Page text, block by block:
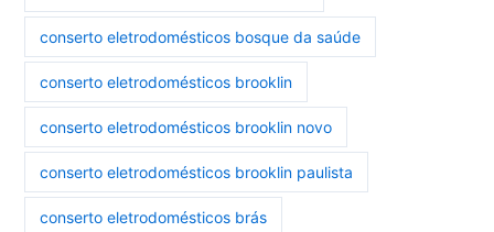
conserto eletrodomésticos bosque da saúde
conserto eletrodomésticos brooklin
conserto eletrodomésticos brooklin novo
conserto eletrodomésticos brooklin paulista
conserto eletrodomésticos brás